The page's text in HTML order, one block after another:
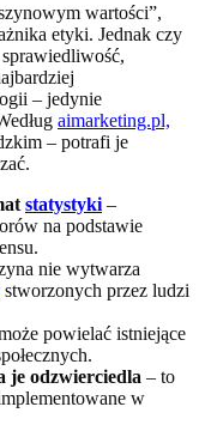
wartości”,
etyki. Jednak czy
– jedynie
aimarketing.pl,
– potrafi je
statystyki –
na podstawie
nie wytwarza
stworzonych przez ludzi
powielać istniejące
je odzwierciedla – to
w